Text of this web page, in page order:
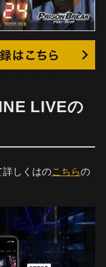
LIVEの
詳しくはのこちらの